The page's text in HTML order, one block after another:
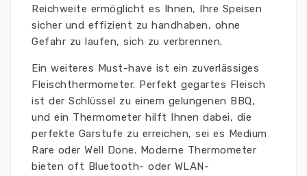
Reichweite ermöglicht es Ihnen, Ihre Speisen
sicher und effizient zu handhaben, ohne
Gefahr zu laufen, sich zu verbrennen.
Ein weiteres Must-have ist ein zuverlässiges
Fleischthermometer. Perfekt gegartes Fleisch
ist der Schlüssel zu einem gelungenen BBQ,
und ein Thermometer hilft Ihnen dabei, die
perfekte Garstufe zu erreichen, sei es Medium
Rare oder Well Done. Moderne Thermometer
bieten oft Bluetooth- oder WLAN-